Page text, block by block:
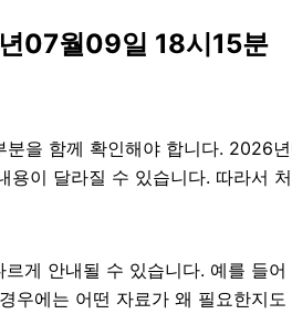
07월09일 18시15분
을 함께 확인해야 합니다. 2026
이 달라질 수 있습니다. 따라서
게 안내될 수 있습니다. 예를 들
에는 어떤 자료가 왜 필요한지